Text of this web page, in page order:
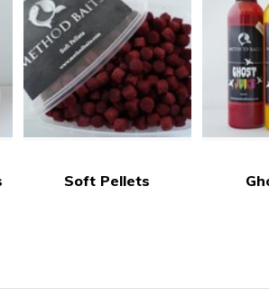
Soft Pellets